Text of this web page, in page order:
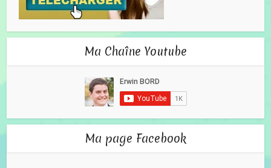
Ma Chaîne Youtube
Ma page Facebook